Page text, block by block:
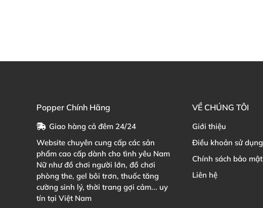
Popper Chính Hãng
Giao hàng cả đêm 24/24
Website chuyên cung cấp các sản
phẩm cao cấp dành cho tình yêu Nam
Nữ như đồ chơi người lớn, đồ chơi
phòng the, gel bôi trơn, thuốc tăng
cường sinh lý, thời trang gợi cảm... uy
tín tại Việt Nam
VỀ CHÚNG TÔI
Giới thiệu
Điều khoản sử dụng
Chính sách bảo mật
Liên hệ